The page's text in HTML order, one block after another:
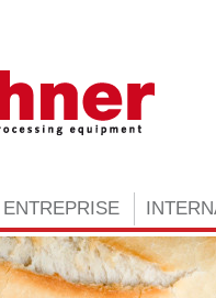
ENTREPRISE